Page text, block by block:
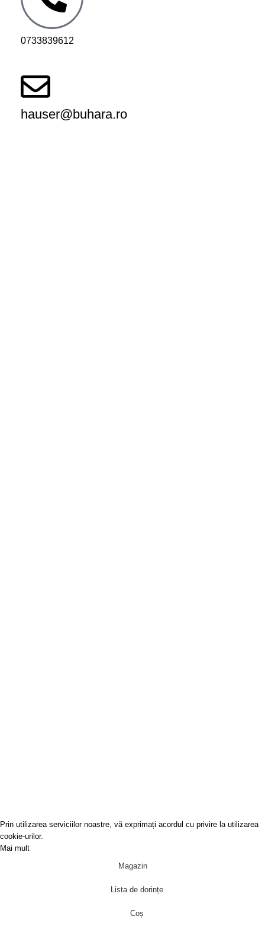
0733839612
hauser@buhara.ro
Prin utilizarea serviciilor noastre, vă exprimați acordul cu privire la utilizarea
cookie-urilor.
Mai mult
Magazin
Lista de dorințe
Coș